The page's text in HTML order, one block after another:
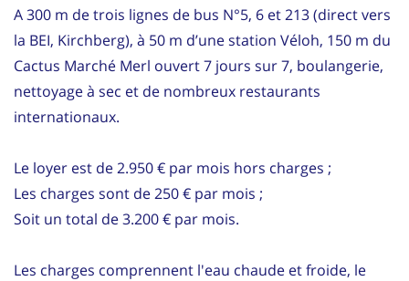
A 300 m de trois lignes de bus N°5, 6 et 213 (direct vers
la BEI, Kirchberg), à 50 m d’une station Véloh, 150 m du
Cactus Marché Merl ouvert 7 jours sur 7, boulangerie,
nettoyage à sec et de nombreux restaurants
internationaux.
Le loyer est de 2.950 € par mois hors charges ;
Les charges sont de 250 € par mois ;
Soit un total de 3.200 € par mois.
Les charges comprennent l'eau chaude et froide, le